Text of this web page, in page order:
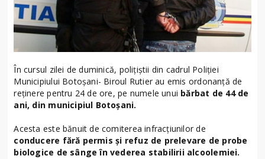
În cursul zilei de duminică, polițiștii din cadrul Poliției
Municipiului Botoșani- Biroul Rutier au emis ordonanță de
reținere pentru 24 de ore, pe numele unui bărbat de 44 de
ani, din municipiul Botoșani.
Acesta este bănuit de comiterea infracțiunilor de
conducere fără permis și refuz de prelevare de probe
biologice de sânge în vederea stabilirii alcoolemiei.